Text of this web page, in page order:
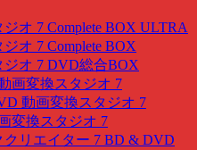
オ 7 Complete BOX ULTRA
オ 7 Complete BOX
ジオ 7 DVD総合BOX
画変換スタジオ 7
動画変換スタジオ 7
変換スタジオ 7
クリエイター 7 BD & DVD